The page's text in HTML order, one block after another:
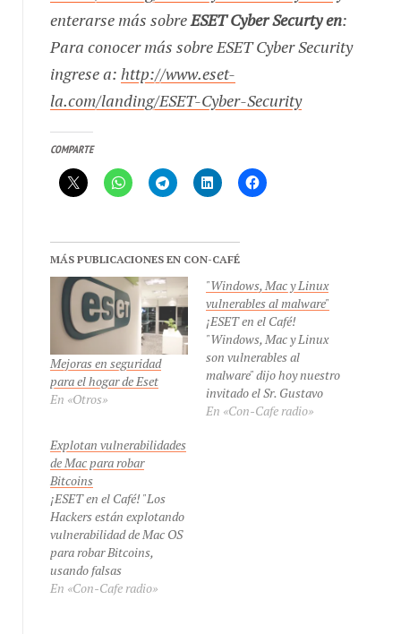
enterarse más sobre ESET Cyber Securty en:
Para conocer más sobre ESET Cyber Security
ingrese a: http://www.eset-
la.com/landing/ESET-Cyber-Security
COMPARTE
MÁS PUBLICACIONES EN CON-CAFÉ
Mejoras en seguridad
para el hogar de Eset
En «Otros»
"Windows, Mac y Linux
vulnerables al malware"
¡ESET en el Café!
"Windows, Mac y Linux
son vulnerables al
malware" dijo hoy nuestro
invitado el Sr. Gustavo
Quiñones, Gerente de
Soporte y Capacitación de
En «Con-Cafe radio»
Explotan vulnerabilidades
de Mac para robar
Bitcoins
¡ESET en el Café! "Los
Hackers están explotando
vulnerabilidad de Mac OS
para robar Bitcoins,
usando falsas
aplicaciones de Angry
Birds" dijo en exclusiva a
En «Con-Cafe radio»